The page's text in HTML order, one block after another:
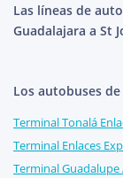
Las líneas de
Guadalajara a St
Los autobuses
Terminal Tonalá
Terminal Enlaces
Terminal Guadalupe